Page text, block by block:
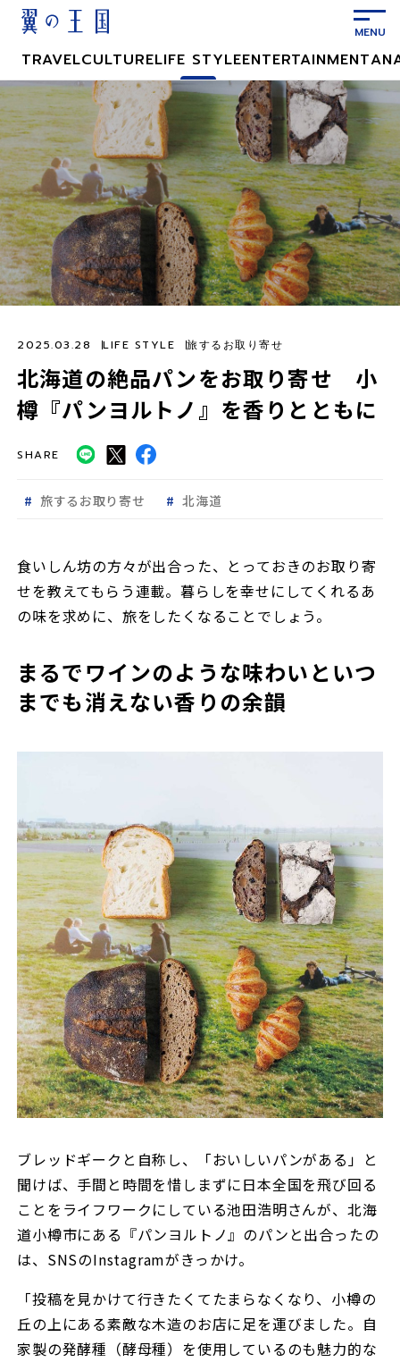
ン
テ
ン
ツ
に
ス
キ
ッ
プ
TRAVELCULTURELIFE STYLEENTERTAINMENT
北海道の絶品パンをお取り寄せ 小
樽『パンヨルトノ』を香りとともに
2025.03.28 LIFE STYLE 旅するお取り寄せ
SHARE
旅するお取り寄せ 北海道
食いしん坊の方々が出合った、とっておきのお取り寄
せを教えてもらう連載。暮らしを幸せにしてくれるあ
の味を求めに、旅をしたくなることでしょう。
まるでワインのような味わいといつ
までも消えない香りの余韻
ブレッドギークと自称し、「おいしいパンがある」と
聞けば、手間と時間を惜しまずに日本全国を飛び回る
ことをライフワークにしている池田浩明さんが、北海
道小樽市にある『パンヨルトノ』のパンと出合ったの
は、SNSのInstagramがきっかけ。
「投稿を見かけて行きたくてたまらなくなり、小樽の
丘の上にある素敵な木造のお店に足を運びました。自
家製の発酵種（酵母種）を使用しているのも魅力的な